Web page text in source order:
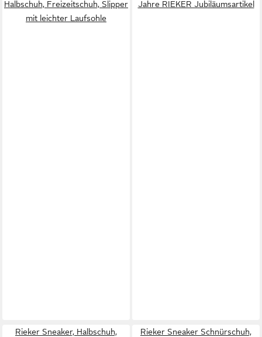
Halbschuh, Freizeitschuh, Slipper
mit leichter Laufsohle
Jahre RIEKER Jubiläumsartikel
Rieker Sneaker, Halbschuh,
Rieker Sneaker Schnürschuh,